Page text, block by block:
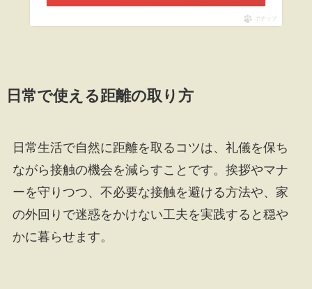
ポチップ
日常で使える距離の取り方
日常生活で自然に距離を取るコツは、礼儀を保ち
ながら接触の機会を減らすことです。挨拶やマナ
ーを守りつつ、不必要な接触を避ける方法や、家
の外回りで迷惑をかけない工夫を実践すると穏や
かに暮らせます。